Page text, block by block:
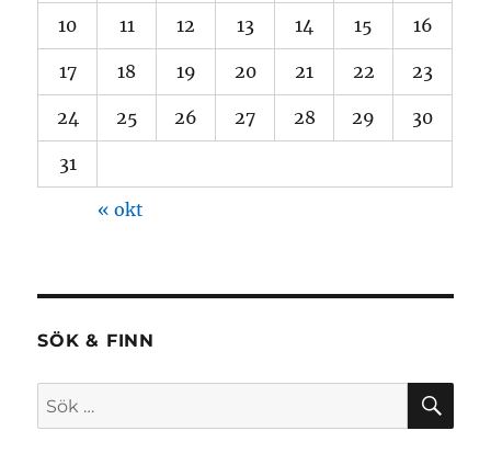
10 11 12 13 14 15 16
17 18 19 20 21 22 23
24 25 26 27 28 29 30
31
« okt
SÖK & FINN
Sök
efter: